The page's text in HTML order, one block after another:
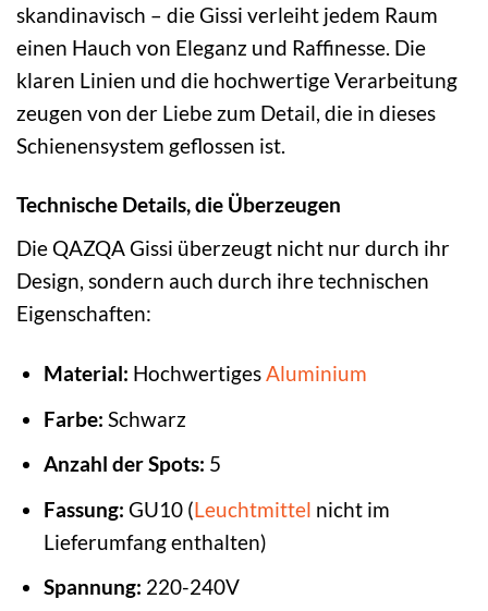
skandinavisch – die Gissi verleiht jedem Raum
einen Hauch von Eleganz und Raffinesse. Die
klaren Linien und die hochwertige Verarbeitung
zeugen von der Liebe zum Detail, die in dieses
Schienensystem geflossen ist.
Technische Details, die Überzeugen
Die QAZQA Gissi überzeugt nicht nur durch ihr
Design, sondern auch durch ihre technischen
Eigenschaften:
Material: HochwertigesAluminium
Farbe: Schwarz
Anzahl der Spots: 5
Fassung: GU10 (Leuchtmittel nicht im
Lieferumfang enthalten)
Spannung: 220-240V